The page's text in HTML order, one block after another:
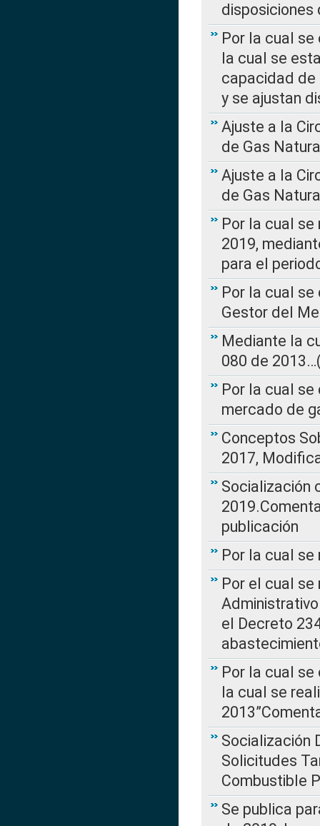
disposiciones
Por la cual se
la cual se
capacidad de
y se ajustan
Ajuste a la
de Gas
Ajuste a la
de Gas
Por la cual se
2019,
para el
Por la cual
Gestor del
Mediante la
080 de
Por la cual
mercado de
Conceptos
2017,
Socialización
publicación
Por la cual se
Por el cual
el Decreto
Por la cual se
la cual se
Socialización
Solicitudes
Combustible
Se publica